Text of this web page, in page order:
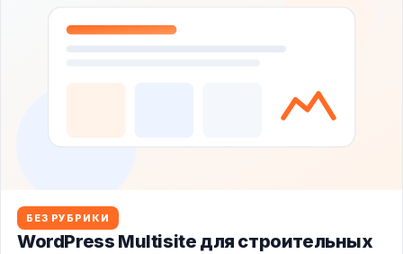
БЕЗ РУБРИКИ
WordPress Multisite для строительных